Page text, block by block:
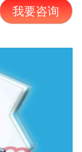
我要咨询